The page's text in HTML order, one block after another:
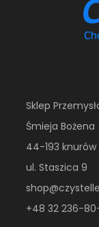
Sklep
Śmieja Bożena
44-193 knurów
ul. Staszica 9
+48 32 236-